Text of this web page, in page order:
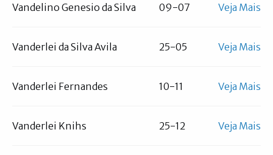
Vandelino Genesio da Silva 09-07 Veja Mais
Vanderlei da Silva Avila 25-05 Veja Mais
Vanderlei Fernandes 10-11 Veja Mais
Vanderlei Knihs 25-12 Veja Mais